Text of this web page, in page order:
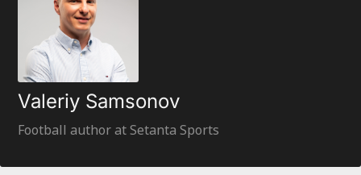
Valeriy Samsonov
Football author at Setanta Sports